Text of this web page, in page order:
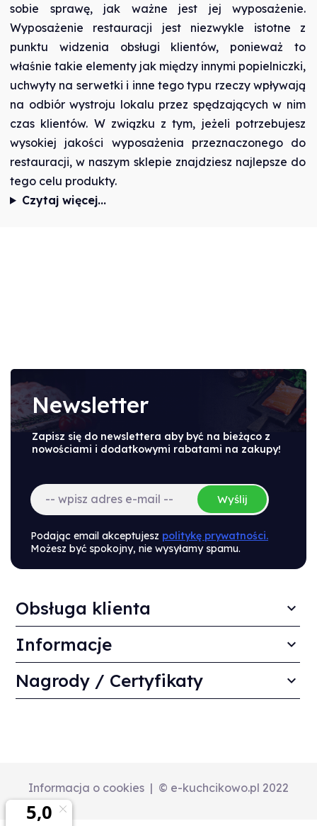
sobie sprawę, jak ważne jest jej wyposażenie.
Wyposażenie restauracji jest niezwykle istotne z
punktu widzenia obsługi klientów, ponieważ to
właśnie takie elementy jak między innymi popielniczki,
uchwyty na serwetki i inne tego typu rzeczy wpływają
na odbiór wystroju lokalu przez spędzających w nim
czas klientów. W związku z tym, jeżeli potrzebujesz
wysokiej jakości wyposażenia przeznaczonego do
restauracji, w naszym sklepie znajdziesz najlepsze do
tego celu produkty.
Czytaj więcej...
Newsletter
Zapisz się do newslettera aby być na bieżąco z
nowościami i dodatkowymi rabatami na zakupy!
Wyślij
Podając email akceptujesz politykę prywatności.
Możesz być spokojny, nie wysyłamy spamu.
Obsługa klienta
Informacje
Nagrody / Certyfikaty
Informacja o cookies © e-kuchcikowo.pl 2022